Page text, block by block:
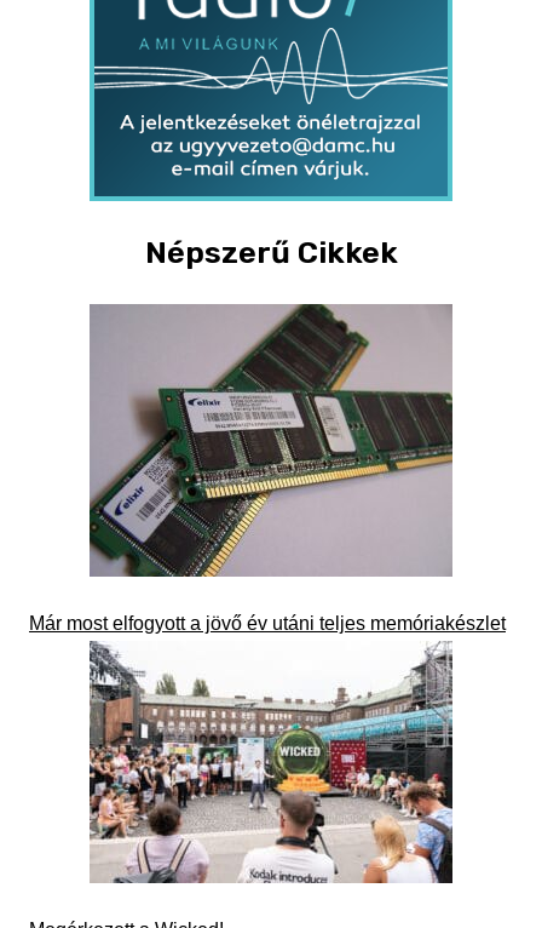
Népszerű Cikkek
Már most elfogyott a jövő év utáni teljes memóriakészlet